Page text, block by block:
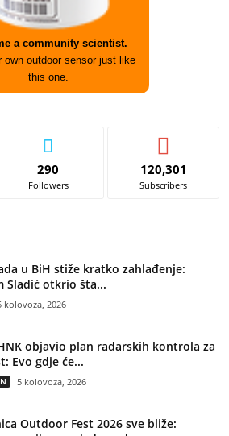
a community scientist.
own outdoor sensor just like
this one.
290
Followers
120,301
Subscribers
u BiH stiže kratko zahlađenje:
Sladić otkrio šta...
kolovoza, 2026
objavio plan radarskih kontrola za
Evo gdje će...
5 kolovoza, 2026
Outdoor Fest 2026 sve bliže: